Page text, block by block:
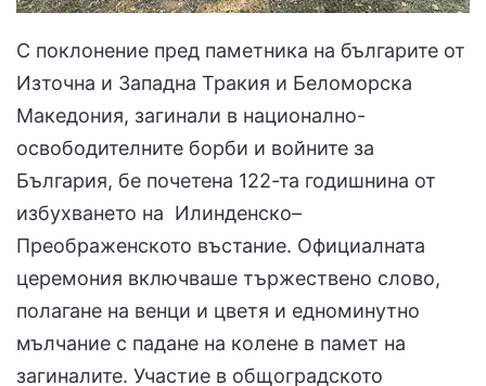
С поклонение пред паметника на българите от
Източна и Западна Тракия и Беломорска
Македония, загинали в национално-
освободителните борби и войните за
България, бе почетена 122-та годишнина от
избухването на Илинденско–
Преображенското въстание. Официалната
церемония включваше тържествено слово,
полагане на венци и цветя и едноминутно
мълчание с падане на колене в памет на
загиналите. Участие в общоградското